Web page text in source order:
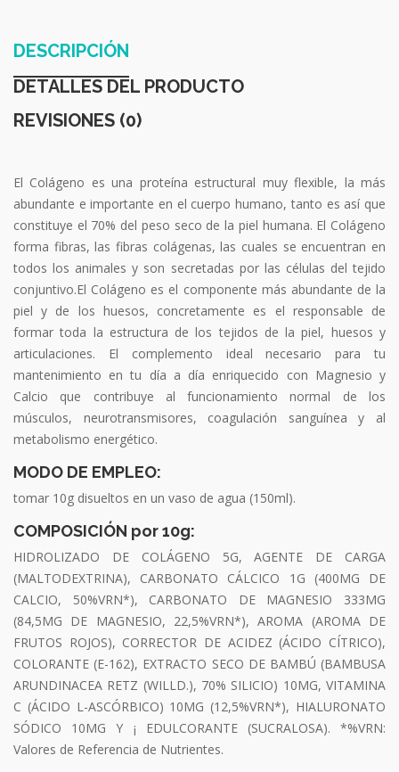
DESCRIPCIÓN
DETALLES DEL PRODUCTO
REVISIONES (0)
El Colágeno es una proteína estructural muy flexible, la más
abundante e importante en el cuerpo humano, tanto es así que
constituye el 70% del peso seco de la piel humana. El Colágeno
forma fibras, las fibras colágenas, las cuales se encuentran en
todos los animales y son secretadas por las células del tejido
conjuntivo.El Colágeno es el componente más abundante de la
piel y de los huesos, concretamente es el responsable de
formar toda la estructura de los tejidos de la piel, huesos y
articulaciones. El complemento ideal necesario para tu
mantenimiento en tu día a día enriquecido con Magnesio y
Calcio que contribuye al funcionamiento normal de los
músculos, neurotransmisores, coagulación sanguínea y al
metabolismo energético.
MODO DE EMPLEO:
tomar 10g disueltos en un vaso de agua (150ml).
COMPOSICIÓN por 10g:
HIDROLIZADO DE COLÁGENO 5G, AGENTE DE CARGA
(MALTODEXTRINA), CARBONATO CÁLCICO 1G (400MG DE
CALCIO, 50%VRN*), CARBONATO DE MAGNESIO 333MG
(84,5MG DE MAGNESIO, 22,5%VRN*), AROMA (AROMA DE
FRUTOS ROJOS), CORRECTOR DE ACIDEZ (ÁCIDO CÍTRICO),
COLORANTE (E-162), EXTRACTO SECO DE BAMBÚ (BAMBUSA
ARUNDINACEA RETZ (WILLD.), 70% SILICIO) 10MG, VITAMINA
C (ÁCIDO L-ASCÓRBICO) 10MG (12,5%VRN*), HIALURONATO
SÓDICO 10MG Y ¡ EDULCORANTE (SUCRALOSA). *%VRN:
Valores de Referencia de Nutrientes.